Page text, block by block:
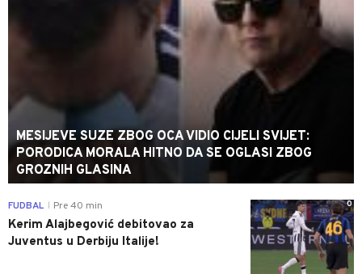
MESIJEVE SUZE ZBOG OCA VIDIO CIJELI SVIJET:
PORODICA MORALA HITNO DA SE OGLASI ZBOG
GROZNIH GLASINA
0
FUDBAL Pre 40 min
Kerim Alajbegović debitovao za
Juventus u Derbiju Italije!